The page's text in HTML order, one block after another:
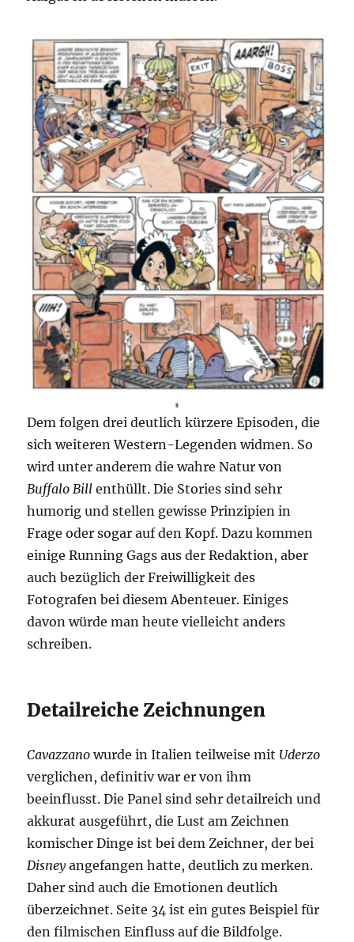
Dem folgen drei deutlich kürzere Episoden, die
sich weiteren Western-Legenden widmen. So
wird unter anderem die wahre Natur von
Buffalo Bill enthüllt. Die Stories sind sehr
humorig und stellen gewisse Prinzipien in
Frage oder sogar auf den Kopf. Dazu kommen
einige Running Gags aus der Redaktion, aber
auch bezüglich der Freiwilligkeit des
Fotografen bei diesem Abenteuer. Einiges
davon würde man heute vielleicht anders
schreiben.
Detailreiche Zeichnungen
Cavazzano wurde in Italien teilweise mit Uderzo
verglichen, definitiv war er von ihm
beeinflusst. Die Panel sind sehr detailreich und
akkurat ausgeführt, die Lust am Zeichnen
komischer Dinge ist bei dem Zeichner, der bei
Disneyangefangen hatte, deutlich zu merken.
Daher sind auch die Emotionen deutlich
überzeichnet. Seite 34 ist ein gutes Beispiel für
den filmischen Einfluss auf die Bildfolge.